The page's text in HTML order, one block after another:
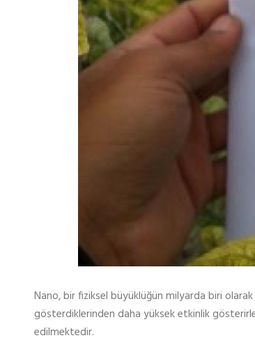
Nano, bir fiziksel büyüklüğün milyarda biri
gösterdiklerinden daha yüksek etkinlik
edilmektedir.